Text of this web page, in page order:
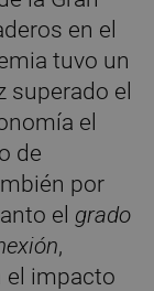
en el
tuvo un
superado el
el
de
por
el grado
,
el impacto